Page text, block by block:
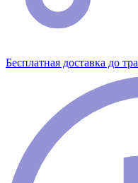
Бесплатная доставка до